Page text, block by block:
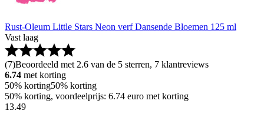
Rust-Oleum Little Stars Neon verf Dansende Bloemen 125 ml
Vast laag
(7)Beoordeeld met 2.6 van de 5 sterren, 7 klantreviews
6.74 met korting
50% korting50% korting
50% korting, voordeelprijs: 6.74 euro met korting
13.49